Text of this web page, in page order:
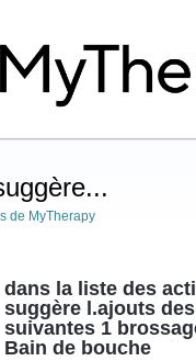
de MyTherapy
dans la liste des
suggère l.ajouts
suivantes 1
Bain de bouche